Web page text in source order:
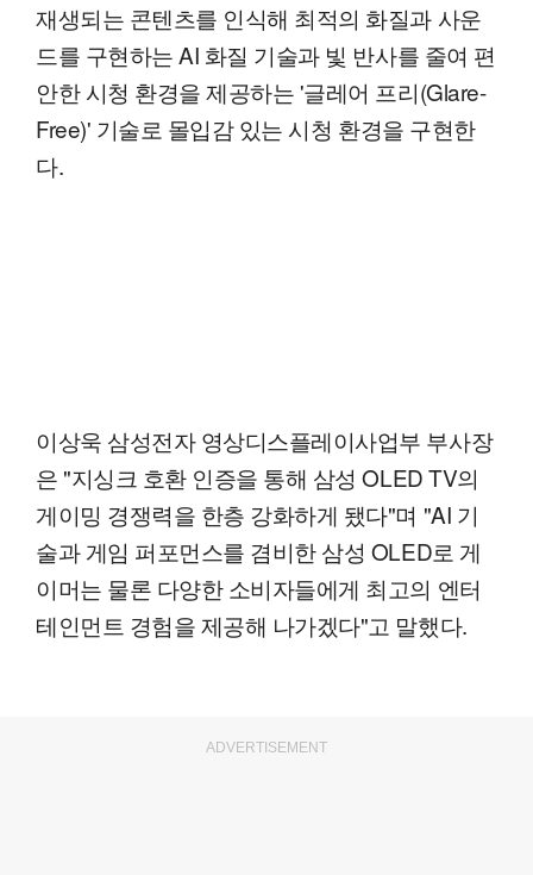
재생되는 콘텐츠를 인식해 최적의 화질과 사운
드를 구현하는 AI 화질 기술과 빛 반사를 줄여 편
안한 시청 환경을 제공하는 '글레어 프리(Glare-
Free)' 기술로 몰입감 있는 시청 환경을 구현한
다.
이상욱 삼성전자 영상디스플레이사업부 부사장
은 "지싱크 호환 인증을 통해 삼성 OLED TV의
게이밍 경쟁력을 한층 강화하게 됐다"며 "AI 기
술과 게임 퍼포먼스를 겸비한 삼성 OLED로 게
이머는 물론 다양한 소비자들에게 최고의 엔터
테인먼트 경험을 제공해 나가겠다"고 말했다.
ADVERTISEMENT